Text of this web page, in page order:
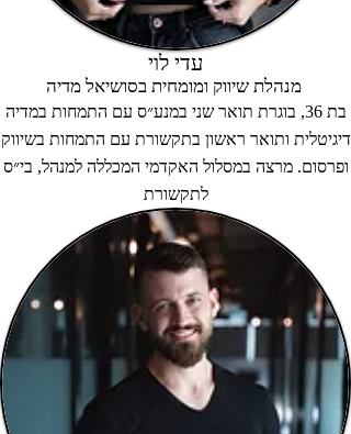
עדי לוי
מנהלת שיווק ומומחית בסושיאל מדיה
בת 36, בוגרת תואר שני במנע״ס עם התמחות במדיה
דיגיטלית ותואר ראשון בתקשורת עם התמחות בשיווק
ופרסום. מרצה במסלול האקדמי המכללה למנהל, בי״ס
לתקשורת